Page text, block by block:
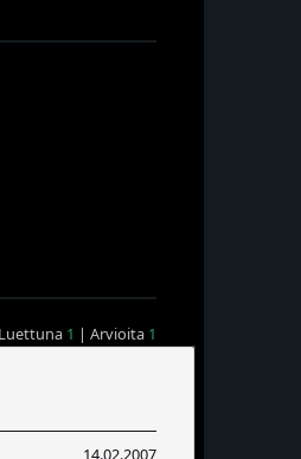
1 | Arvioita 1
14.02.2007